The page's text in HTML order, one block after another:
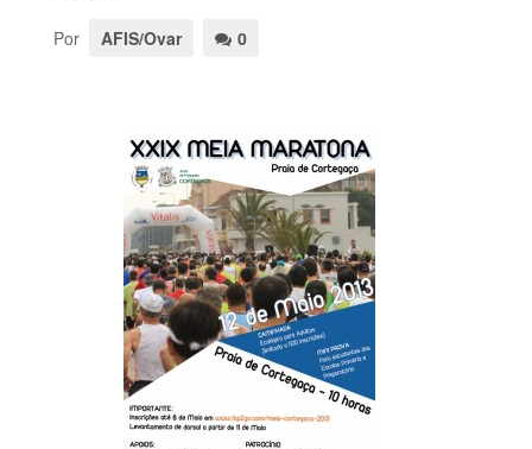
Por AFIS/Ovar 0